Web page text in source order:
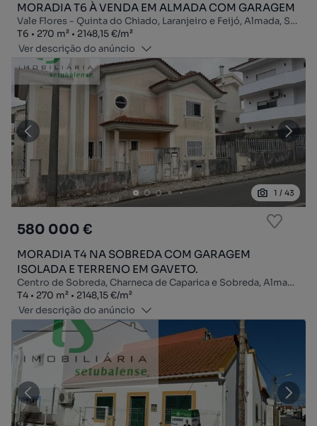
MORADIA T6 À VENDA EM ALMADA COM GARAGEM
Vale Flores - Quinta do Chiado, Laranjeiro e Feijó, Almada, Setúbal
Tipologia
T6
Zona270 m²
Preço por metro quadrado
2148,15 €/m²
Ver descrição do anúncio
1 / 43
580 000 €
MORADIA T4 NA SOBREDA COM GARAGEM
ISOLADA E TERRENO EM GAVETO.
Centro de Sobreda, Charneca de Caparica e Sobreda, Almada, Setúbal
Tipologia
T4
Zona270 m²
Preço por metro quadrado
2148,15 €/m²
Ver descrição do anúncio